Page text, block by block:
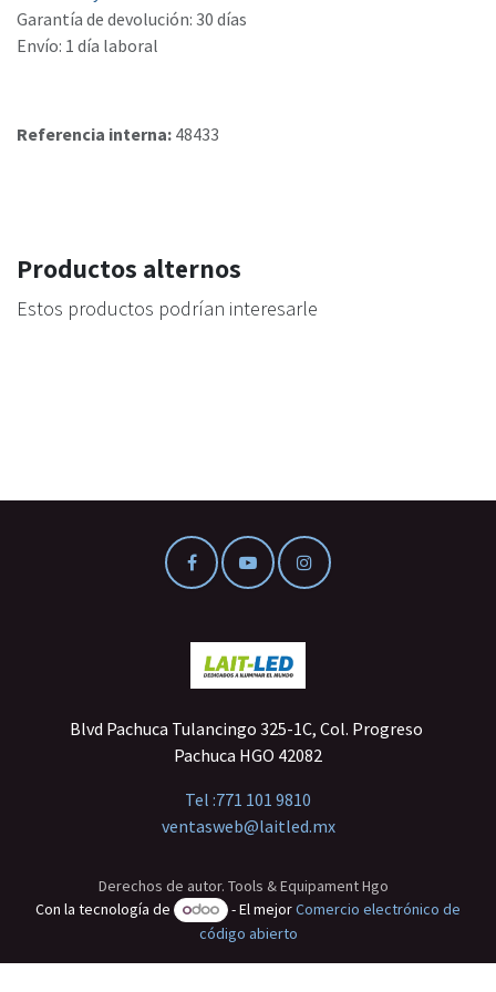
Garantía de devolución: 30 días
Envío: 1 día laboral
Referencia interna: 48433
Productos alternos
Estos productos podrían interesarle
Blvd Pachuca Tulancingo 325-1C, Col. Progreso
Pachuca HGO 42082
Tel :771 101 9810
ventasweb@laitled.mx
Derechos de autor. Tools & Equipament Hgo
Con la tecnología de
- El mejorComercio electrónico de
código abierto